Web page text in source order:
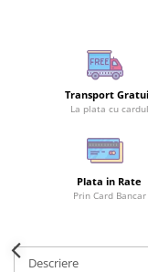
Transport
La plata cu cardul
Plata in Rate
Prin Card Bancar
Descriere